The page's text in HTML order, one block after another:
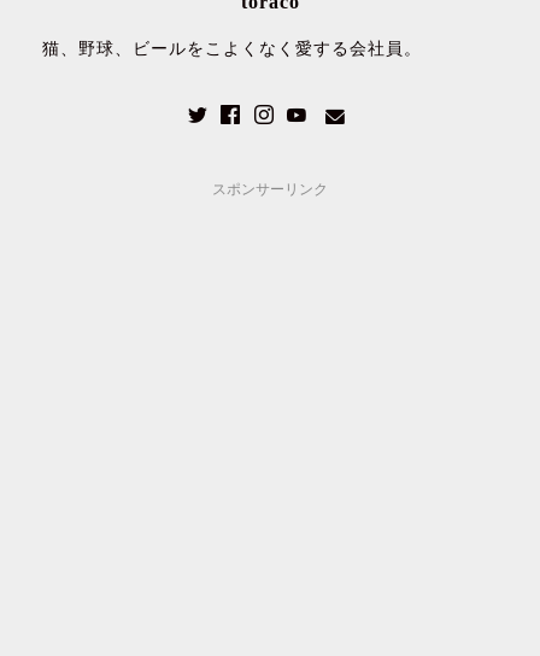
猫、野球、ビールをこよくなく愛する会社員。
スポンサーリンク